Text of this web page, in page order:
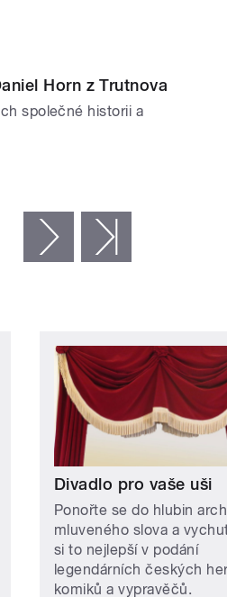
Horn z Trutnova
společné historii a
následující ›
Divadlo pro vaše uši
Ponořte se do hlubin
mluveného slova a
si to nejlepší v podání
legendárních českých
komiků a vypravěčů.